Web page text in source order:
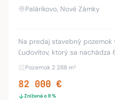
Palárikovo, Nové Zámky
Na predaj stavebný pozemok
Ľudovítov, ktorý sa nachádza
Pozemok má výmeru 2288
Pozemok 2 288 m²
82 000 €
Znížená o 8 %